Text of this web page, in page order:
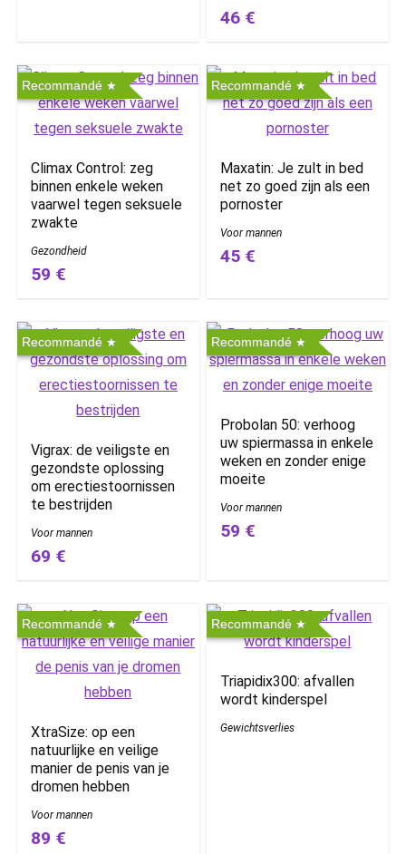
46 €
Recommandé
Climax Control: zeg
binnen enkele weken
vaarwel tegen seksuele
zwakte
Gezondheid
59 €
Recommandé
Maxatin: Je zult in bed
net zo goed zijn als een
pornoster
Voor mannen
45 €
Recommandé
Vigrax: de veiligste en
gezondste oplossing
om erectiestoornissen
te bestrijden
Voor mannen
69 €
Recommandé
Probolan 50: verhoog
uw spiermassa in enkele
weken en zonder enige
moeite
Voor mannen
59 €
Recommandé
XtraSize: op een
natuurlijke en veilige
manier de penis van je
dromen hebben
Voor mannen
89 €
Recommandé
Triapidix300: afvallen
wordt kinderspel
Gewichtsverlies